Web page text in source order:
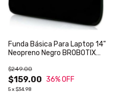
Funda Básica Para Laptop 14"
Neopreno Negro BROBOTIX
$159.00
$249.00
36% OFF
5x $34.98